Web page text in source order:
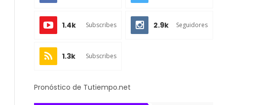
1.4k Subscribes 2.9k Seguidores
1.3k Subscribes
Pronóstico de Tutiempo.net